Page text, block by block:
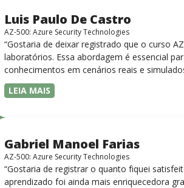
Luis Paulo De Castro
AZ-500: Azure Security Technologies
“Gostaria de deixar registrado que o curso
laboratórios. Essa abordagem é essencial
conhecimentos em cenários reais e
progressiva, o que facilita o entendimento
LEIA MAIS
Gabriel Manoel Farias
AZ-500: Azure Security Technologies
“Gostaria de registrar o quanto fiquei
aprendizado foi ainda mais enriquecedora